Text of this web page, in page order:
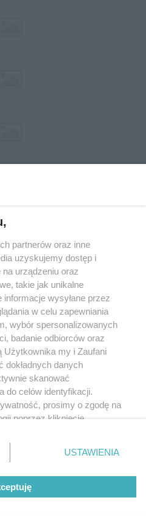
nie może być powielany i
w jakikolwiek sposób (w
na jakimkolwiek polu
z umieszczaniem w Internecie
Jakiekolwiek użycie lub
w części z naruszeniem prawa, tzn.
pod groźbą kary i może być ścigane
O nas
serwisy
partnerów oraz inne
uzyskujemy dostęp i
urządzeniu oraz
takie jak unikalne
wysyłane przez
w celu zapewniania
wybór spersonalizowanych
badanie odbiorców oraz
Użytkownika my i Zaufani
dokładnych danych
skanować
do celów identyfikacji.
prosimy o zgodę na
poprzez kliknięcie
ustawień prywatności
rogu strony
nie wymagają zgody
sprzeciwić się takiemu
miały zastosowanie tylko
USTAWIENIA